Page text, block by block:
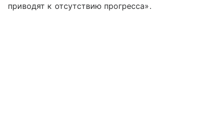
приводят к отсутствию прогресса».